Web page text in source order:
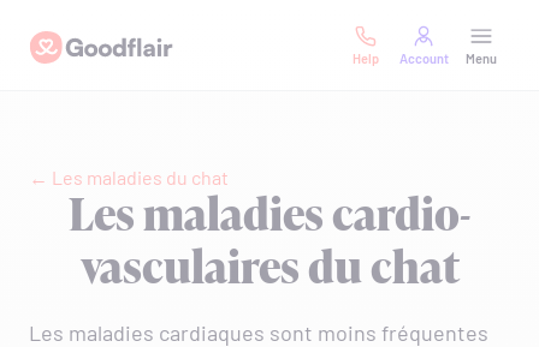
content
Goodflair
Help Account Menu
← Les maladies du chat
Les maladies cardio-
vasculaires du chat
Les maladies cardiaques sont moins fréquentes